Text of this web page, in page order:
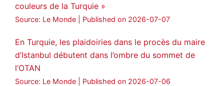
couleurs de la Turquie »
Source: Le Monde Published on 2026-07-07
En Turquie, les plaidoiries dans le procès du maire
d’Istanbul débutent dans l’ombre du sommet de
l’OTAN
Source: Le Monde Published on 2026-07-06